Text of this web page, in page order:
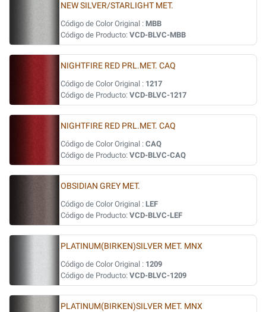
NEW SILVER/STARLIGHT MET.
Código de Color Original : MBB
Código de Producto: VCD-BLVC-MBB
NIGHTFIRE RED PRL.MET. CAQ
Código de Color Original : 1217
Código de Producto: VCD-BLVC-1217
NIGHTFIRE RED PRL.MET. CAQ
Código de Color Original : CAQ
Código de Producto: VCD-BLVC-CAQ
OBSIDIAN GREY MET.
Código de Color Original : LEF
Código de Producto: VCD-BLVC-LEF
PLATINUM(BIRKEN)SILVER MET. MNX
Código de Color Original : 1209
Código de Producto: VCD-BLVC-1209
PLATINUM(BIRKEN)SILVER MET. MNX